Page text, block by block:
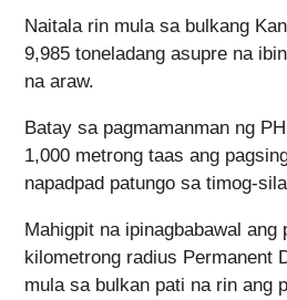
Naitala rin mula sa bulkang
9,985 toneladang asupre na
na araw.
Batay sa pagmamanman ng
1,000 metrong taas ang
napadpad patungo sa timog-
Mahigpit na ipinagbabawal ang
kilometrong radius Permanent
mula sa bulkan pati na rin ang